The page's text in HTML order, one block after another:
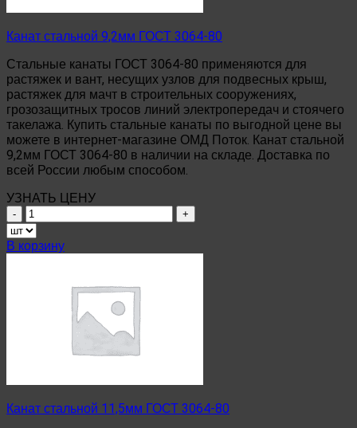
Канат стальной 9,2мм ГОСТ 3064-80
Стальные канаты ГОСТ 3064-80 применяются для
растяжек и вант, несущих узлов для подвесных крыш,
растяжек для мачт в строительных сооружениях,
грозозащитных тросов линий электропередач и стоячего
такелажа. Купить стальные канаты по выгодной цене вы
можете в интернет-магазине ОМД Поток. Канат стальной
9,2мм ГОСТ 3064-80 в наличии на складе. Доставка по
всей России любым способом.
УЗНАТЬ ЦЕНУ
Количество
товара
Канат
стальной
В корзину
Канат стальной 11,5мм ГОСТ 3064-80